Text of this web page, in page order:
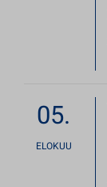
05.
ELOKUU